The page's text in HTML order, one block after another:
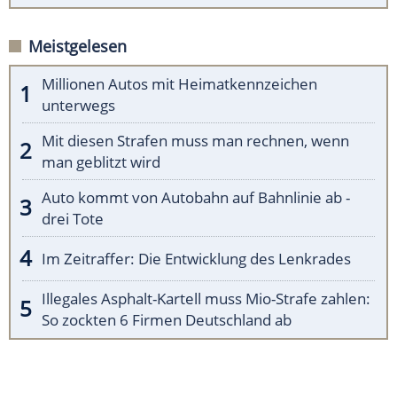
Meistgelesen
Millionen Autos mit Heimatkennzeichen
unterwegs
Mit diesen Strafen muss man rechnen, wenn
man geblitzt wird
Auto kommt von Autobahn auf Bahnlinie ab -
drei Tote
Im Zeitraffer: Die Entwicklung des Lenkrades
Illegales Asphalt-Kartell muss Mio-Strafe zahlen:
So zockten 6 Firmen Deutschland ab